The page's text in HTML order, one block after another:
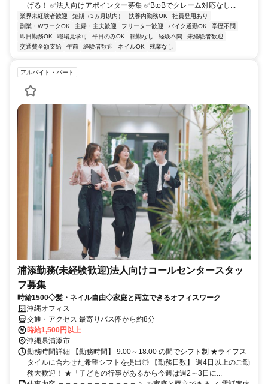
げる！ ✅法人向けアポインター募集 ✅BtoBでクレーム対応なし...
業界未経験者歓迎 短期（3ヵ月以内） 扶養内勤務OK
社員登用あり
副業・WワークOK
主婦・主夫歓迎 フリーター歓迎 バイク通勤OK
学歴不問
即日勤務OK
職場見学可 平日のみOK 転勤なし 経験不問
未経験者歓迎
交通費全額支給
午前 経験者歓迎 ネイルOK 残業なし
アルバイト・パート
浦添勤務(未経験歓迎)法人向けコールセンタースタッ
フ募集
時給1500◇髪・ネイル自由◇家庭と両立できるオフィスワーク
沖縄オフィス
交通・アクセス 最寄りバス停から約8分
時給1,500円以上
沖縄県浦添市
勤務時間詳細 【勤務時間】 9:00～18:00 の間でシフト制 ★ライフス
タイルに合わせた希望シフトを提出◎ 【勤務日数】 週4日以上のご勤
務大歓迎！ ★「子どもの行事があるから今週は週2～3日に...